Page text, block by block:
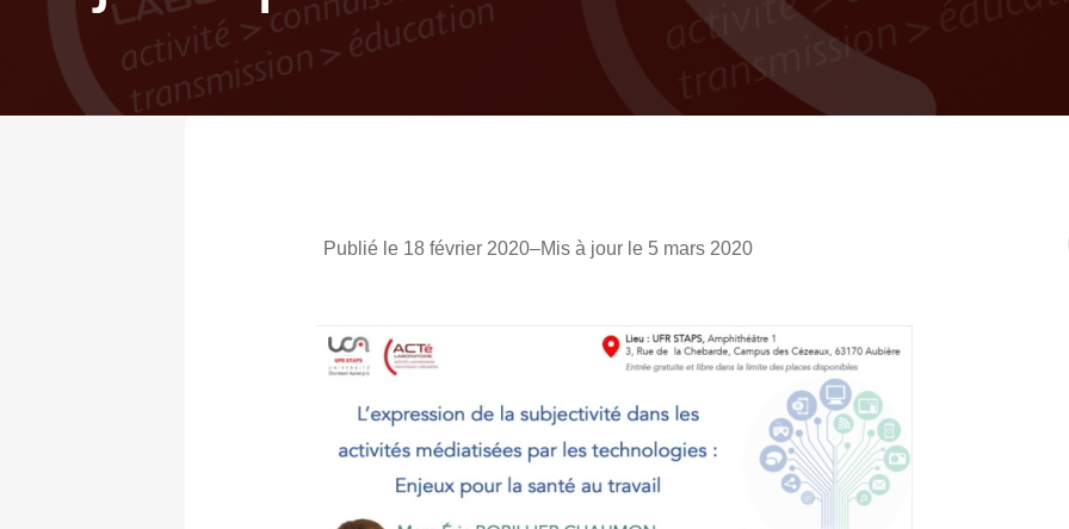
Publié le 18 février 2020–Mis à jour le 5 mars 2020